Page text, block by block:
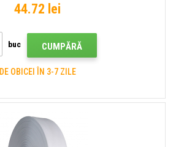
44.72 lei
buc CUMPĂRĂ
DE OBICEI ÎN 3-7 ZILE